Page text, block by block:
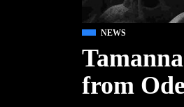
NEWS
from